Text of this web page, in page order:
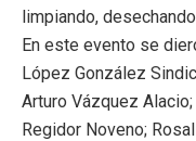
limpiando,
En este evento se
López González
Arturo Vázquez
Regidor Noveno;